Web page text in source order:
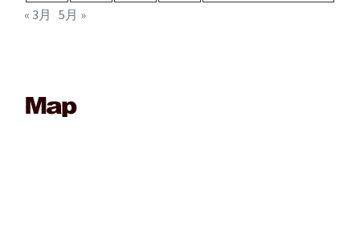
« 3月 5月 »